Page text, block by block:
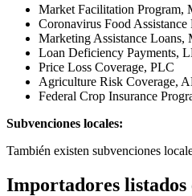
Market Facilitation Program,
Coronavirus Food
Marketing Assistance Loans,
Loan Deficiency Payments,
Price Loss Coverage, PLC
Agriculture Risk Coverage,
Federal Crop Insurance
Subvenciones locales:
También existen subvenciones
Importadores listados